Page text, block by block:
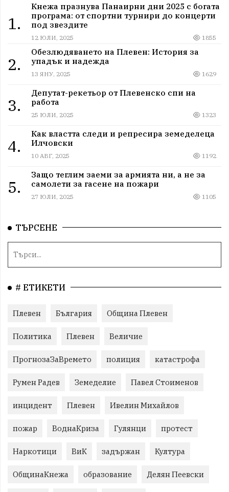
1.
Кнежа празнува Панаирни дни 2025 с богата
програма: от спортни турнири до концерти
под звездите
12 ЮЛИ, 2025 1855
2.
Обезлюдяването на Плевен: История за
упадък и надежда
13 ЯНУ, 2025 1629
3.
Депутат-рекетьор от Плевенско спи на
работа
25 ЮЛИ, 2025 1323
4.
Как властта следи и репресира земеделеца
Илчовски
10 АВГ, 2025 1192
5.
Защо теглим заеми за армията ни, а не за
самолети за гасене на пожари
27 ЮЛИ, 2025 1105
ТЪРСЕНЕ
# ЕТИКЕТИ
Плевен България Община Плевен
Политика Плевен Величие
ПрогнозаЗаВремето полиция катастрофа
Румен Радев Земеделие Павел Стоименов
инцидент Плевен Ивелин Михайлов
пожар ВоднаКриза Гулянци протест
Наркотици ВиК задържан Култура
ОбщинаКнежа образование Делян Пеевски